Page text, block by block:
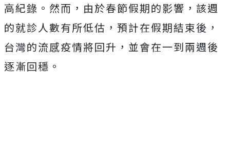
高紀錄。然而，由於春節假期的影響，該週
的就診人數有所低估，預計在假期結束後，
台灣的流感疫情將回升，並會在一到兩週後
逐漸回穩。